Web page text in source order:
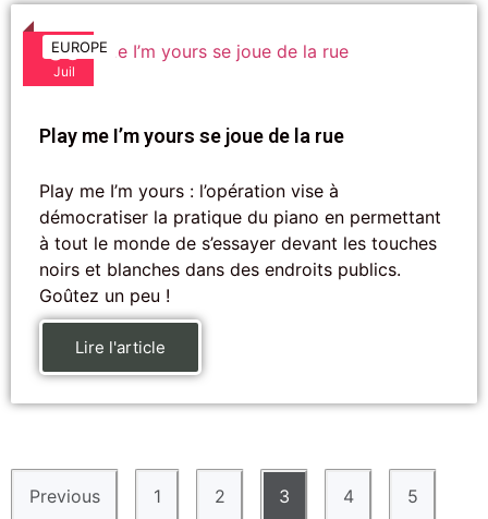
06
Juil
EUROPE
Play me I’m yours se joue de la rue
Play me I’m yours : l’opération vise à
démocratiser la pratique du piano en permettant
à tout le monde de s’essayer devant les touches
noirs et blanches dans des endroits publics.
Goûtez un peu !
Lire l'article
Previous 1 2 3 4 5